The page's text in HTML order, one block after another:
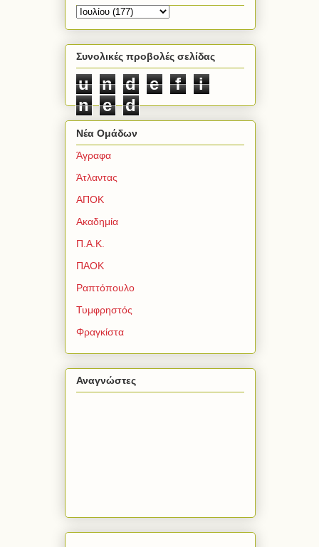
Συνολικές προβολές σελίδας
u n d e f
i
n
e d
Νέα Ομάδων
Άγραφα
Άτλαντας
ΑΠΟΚ
Ακαδημία
Π.Α.Κ.
ΠΑΟΚ
Ραπτόπουλο
Τυμφρηστός
Φραγκίστα
Αναγνώστες